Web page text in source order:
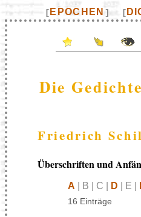
[ EPOCHEN ] [
Die Gedichte
Friedrich
Überschriften und
A | B | C | D | E |
16 Einträge